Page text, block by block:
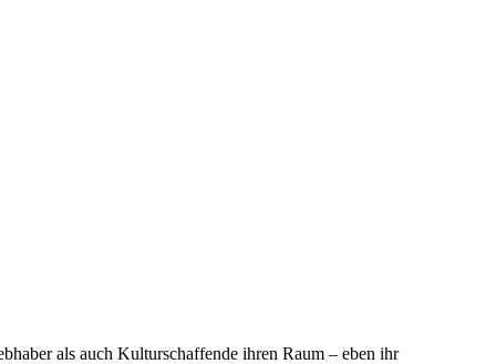
als auch Kulturschaffende ihren Raum – eben ihr